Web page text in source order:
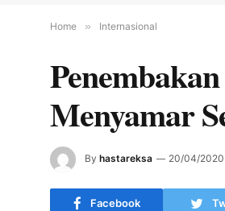
Home » Internasional
Menyamar
By hastareksa 20/04/2020
Facebook